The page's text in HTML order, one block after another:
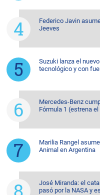
Federico Javin
Jeeves
Suzuki lanza el
tecnológico y con
Mercedes-Benz
Fórmula 1 (estrena el
Marilia Rangel
Animal en Argentina
José Miranda: el
pasó por la NASA y